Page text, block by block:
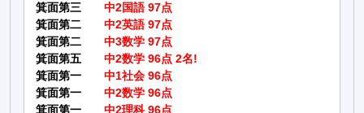
箕面第三
中2国語 97点
箕面第二
中2英語 97点
箕面第二
中3数学 97点
箕面第五
中2数学 96点 2名!
箕面第一
中1社会 96点
箕面第一
中2数学 96点
箕面第一
中2理科 96点